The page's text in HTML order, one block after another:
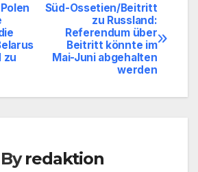
Süd-Ossetien/Beitritt
zu Russland:
Referendum über
Beitritt könnte im
Mai-Juni abgehalten
werden
zu
Byredaktion